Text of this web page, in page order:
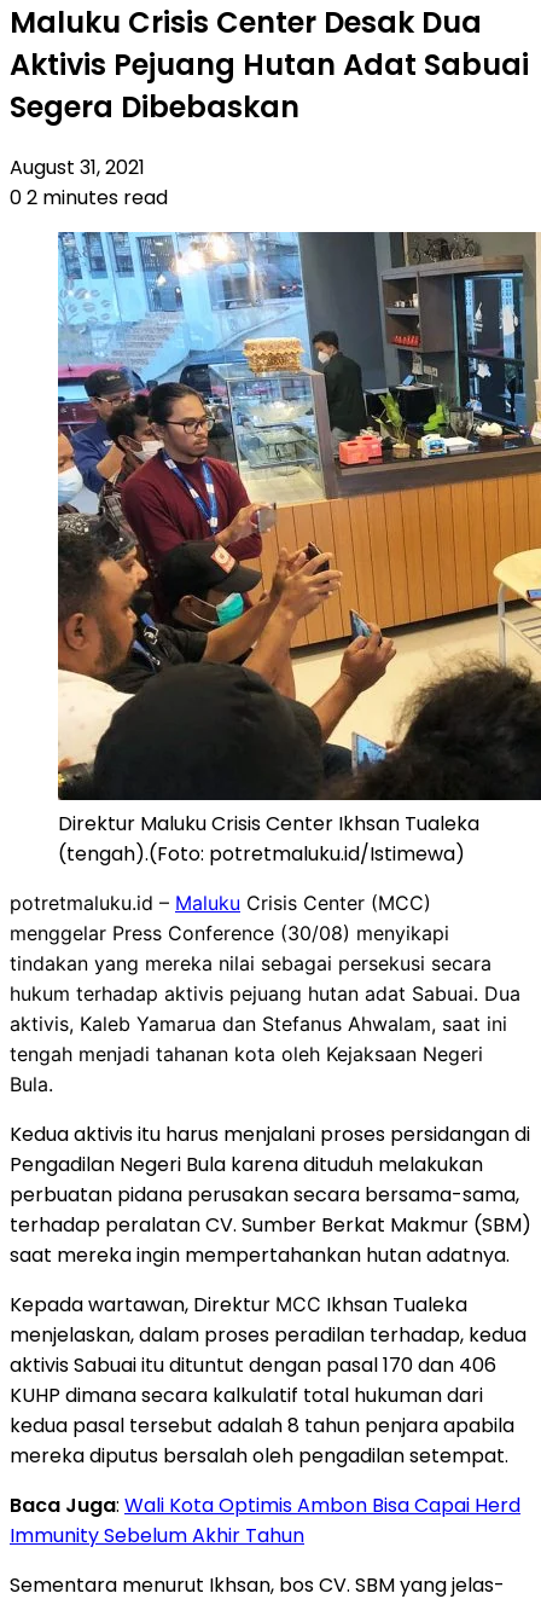
Maluku Crisis Center Desak Dua
Aktivis Pejuang Hutan Adat Sabuai
Segera Dibebaskan
August 31, 2021
02 minutes read
Direktur Maluku Crisis Center Ikhsan Tualeka
(tengah).(Foto: potretmaluku.id/Istimewa)
potretmaluku.id – Maluku Crisis Center (MCC)
menggelar Press Conference (30/08) menyikapi
tindakan yang mereka nilai sebagai persekusi secara
hukum terhadap aktivis pejuang hutan adat Sabuai. Dua
aktivis, Kaleb Yamarua dan Stefanus Ahwalam, saat ini
tengah menjadi tahanan kota oleh Kejaksaan Negeri
Bula.
Kedua aktivis itu harus menjalani proses persidangan di
Pengadilan Negeri Bula karena dituduh melakukan
perbuatan pidana perusakan secara bersama-sama,
terhadap peralatan CV. Sumber Berkat Makmur (SBM)
saat mereka ingin mempertahankan hutan adatnya.
Kepada wartawan, Direktur MCC Ikhsan Tualeka
menjelaskan, dalam proses peradilan terhadap, kedua
aktivis Sabuai itu dituntut dengan pasal 170 dan 406
KUHP dimana secara kalkulatif total hukuman dari
kedua pasal tersebut adalah 8 tahun penjara apabila
mereka diputus bersalah oleh pengadilan setempat.
Baca Juga: Wali Kota Optimis Ambon Bisa Capai Herd
Immunity Sebelum Akhir Tahun
Sementara menurut Ikhsan, bos CV. SBM yang jelas-